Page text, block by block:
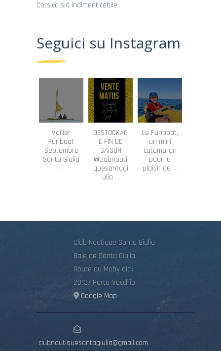
Corsica sia indimenticabile.
Seguici su Instagram
Voilier
Funboat
Septembre
Santa Giulia
...
DESTOCKAG
E FIN DE
SAISON
@clubnauti
quesantagi
ulia ...
Le Funboat,
un mini
catamaran
pour le
plaisir de ...
Club Nautique Santa Giulia
Baie de Santa Giulia,
Route du Moby dick
20137 Porto-Vecchio
Google Map
clubnautiquesantagiulia@gmail.com